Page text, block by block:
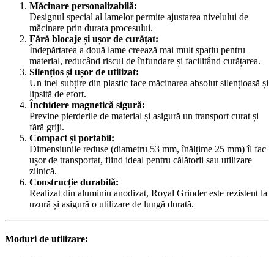
Măcinare personalizabilă:
Designul special al lamelor permite ajustarea nivelului de
măcinare prin durata procesului.
Fără blocaje și ușor de curățat:
Îndepărtarea a două lame creează mai mult spațiu pentru
material, reducând riscul de înfundare și facilitând curățarea.
Silențios și ușor de utilizat:
Un inel subțire din plastic face măcinarea absolut silențioasă și
lipsită de efort.
Închidere magnetică sigură:
Previne pierderile de material și asigură un transport curat și
fără griji.
Compact și portabil:
Dimensiunile reduse (diametru 53 mm, înălțime 25 mm) îl fac
ușor de transportat, fiind ideal pentru călătorii sau utilizare
zilnică.
Construcție durabilă:
Realizat din aluminiu anodizat, Royal Grinder este rezistent la
uzură și asigură o utilizare de lungă durată.
Moduri de utilizare: